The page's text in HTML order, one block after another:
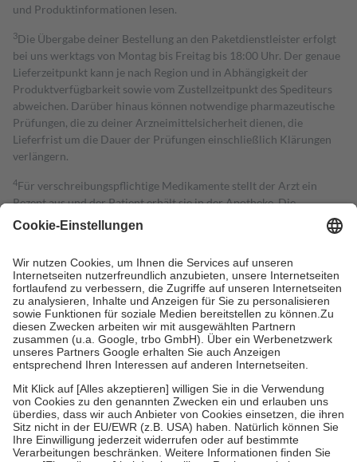
und Produktinformationen lesen.
3Die Übergabe deiner Bestellung an den Paketdienstleister erfolgt
bei uns werktags von Montag bis Freitag bis 18:00 Uhr. Der genaue
Lieferzeitpunkt kann je nach Region und in Abhängigkeit der
Produktverfügbarkeit sowie vom Zustellzeitpunkt des Spediteurs
abweichen. Darüber hinaus können notwendige pharmazeutische
Prüfungen, die zu deiner Arzneimittelsicherheit dienen, die
Lieferfrist um die Dauer der Prüfungen einschließlich Klärungen
verlängern.
4Für verschreibungspflichtige Medikamente stellt der Arzt ein
Rezept aus und der Patient erhält sie in der Apotheke. Die
gesetzliche Krankenversicherung übernimmt in der Regel die
Kosten dafür, der Versicherte trägt einen Teil davon als Zuzahlung
Grundsätzlich leisten Mitglieder Zuzahlungen in Höhe von zehn
Prozent des Abgabepreises,mindestens jedochfünf Euround
höchstens zehn Euro.Es sind jedoch nie mehr als die tatsächlichen
Kosten der Leistung zu entrichten.
Diese Regeln gelten grundsätzlich auch für Online-Apotheken.
Bei Heilmitteln und häuslicher Krankenpflege beträgt die
Zuzahlung zehn Prozent der Kosten sowie zehn Euro je
Verordnung.
Um das Engagement der Versicherten für ihre eigene Gesundheit zu
stärken und die besondere Stellung der Familie zu unterstützen,
fallenkeine Zuzahlungenan bei:
• Kindern und Jugendlichen bis zum vollendeten 18. Lebensjahr